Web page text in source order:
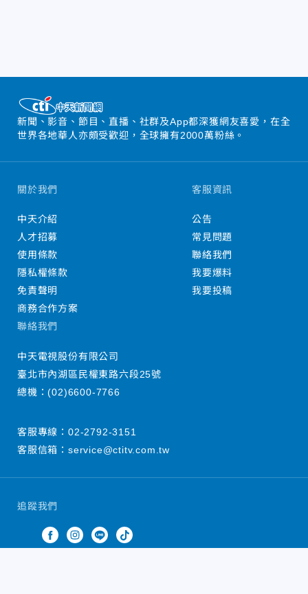
新聞、影音、節目、直播、社群及App都深獲網友喜愛，在全
世界各地華人亦頗受歡迎，全球擁有2000萬粉絲。
追蹤我們
關於我們
中天介紹
人才招募
使用條款
隱私權條款
免責聲明
商務合作方案
客服資訊
公告
常見問題
聯絡我們
我要爆料
我要投稿
聯絡我們
中天電視股份有限公司
臺北市內湖區民權東路六段25號
總機：(02)6600-7766
客服專線： 02-2792-3151
客服信箱： service@ctitv.com.tw